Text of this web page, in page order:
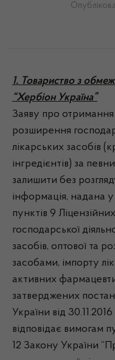
1. Товариство з
“Хербіон Україна”
Заяву про отримання
розширення
лікарських засобів
інгредієнтів) за
залишити без
інформація, надана у
пунктів 9
господарської
засобів, оптової та
засобами, імпорту
активних
затверджених
України від
відповідає вимогам
12 Закону України